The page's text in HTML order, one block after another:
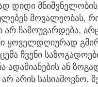
დიდი მნიშვნელობის
მოვალეობას,
ჩამოუვარდება,
ყოველდღიურად
ჩვენი
ადამიანების ან
არის სასიამოვნო.